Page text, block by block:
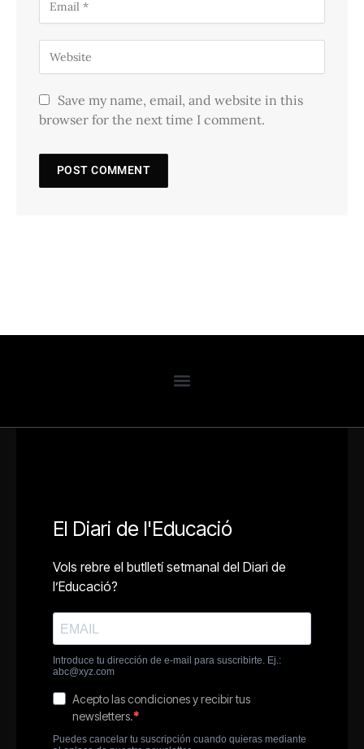
Save my name, email, and website in this
browser for the next time I comment.